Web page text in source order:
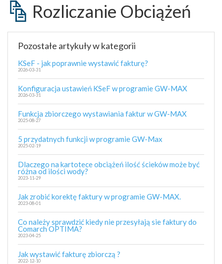
Rozliczanie Obciążeń
Pozostałe artykuły w kategorii
KSeF - jak poprawnie wystawić fakturę?
2026-03-31
Konfiguracja ustawień KSeF w programie GW-MAX
2026-03-31
Funkcja zbiorczego wystawiania faktur w GW-MAX
2025-08-27
5 przydatnych funkcji w programie GW-Max
2025-02-19
Dlaczego na kartotece obciążeń ilość ścieków może być
różna od ilości wody?
2023-11-29
Jak zrobić korektę faktury w programie GW-MAX.
2023-08-01
Co należy sprawdzić kiedy nie przesyłają sie faktury do
Comarch OPTIMA?
2023-04-25
Jak wystawić fakturę zbiorczą ?
2022-12-10